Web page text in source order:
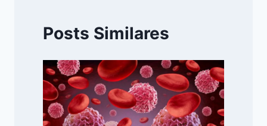
Posts Similares